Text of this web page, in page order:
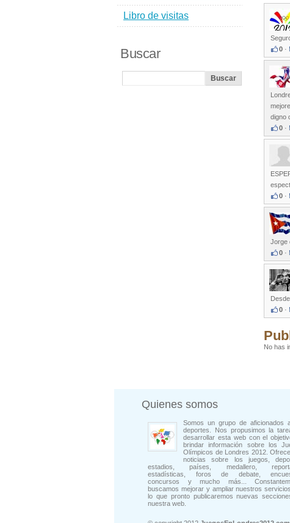
0 ·
digno
0 ·
0 ·
Jorge
0 ·
0 ·
No has
Libro de visitas
Buscar
Quienes somos
Somos un grupo de aficionados
deportes. Nos propusimos la
desarrollar esta web con el
brindar información sobre los
Olímpicos de Londres 2012.
noticias sobre los juegos,
estadios, países, medallero,
estadísticas, foros de debate,
concursos y mucho más...
buscamos mejorar y ampliar nuestros
lo que pronto publicaremos nuevas
nuestra web.